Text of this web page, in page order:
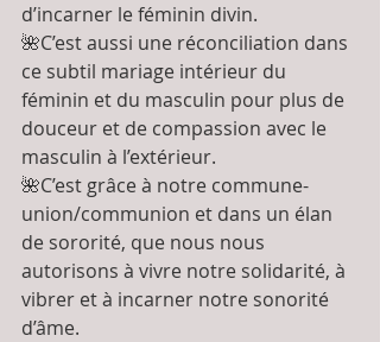
d’incarner le féminin divin.
🌺C’est aussi une réconciliation dans
ce subtil mariage intérieur du
féminin et du masculin pour plus de
douceur et de compassion avec le
masculin à l’extérieur.
🌺C’est grâce à notre commune-
union/communion et dans un élan
de sororité, que nous nous
autorisons à vivre notre solidarité, à
vibrer et à incarner notre sonorité
d’âme.